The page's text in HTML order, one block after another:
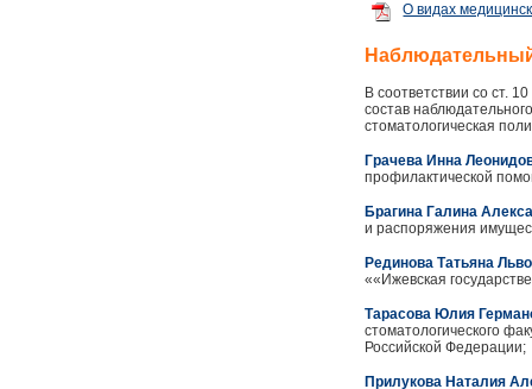
О видах
В соответствии со ст.
состав
стоматологическая
Грачева Инна
профилактической
Брагина Галина
и распоряжения
Рединова Татьяна
««Ижевская
Тарасова Юлия
стоматологического
Российской Федерации;
Прилукова Наталия